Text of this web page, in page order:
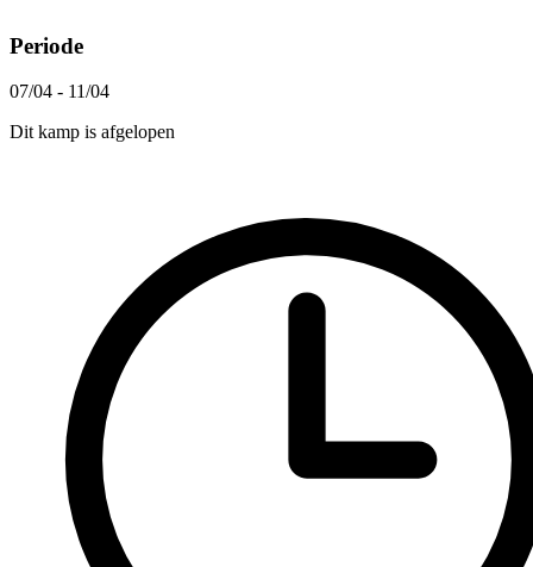
Periode
07/04 - 11/04
Dit kamp is afgelopen